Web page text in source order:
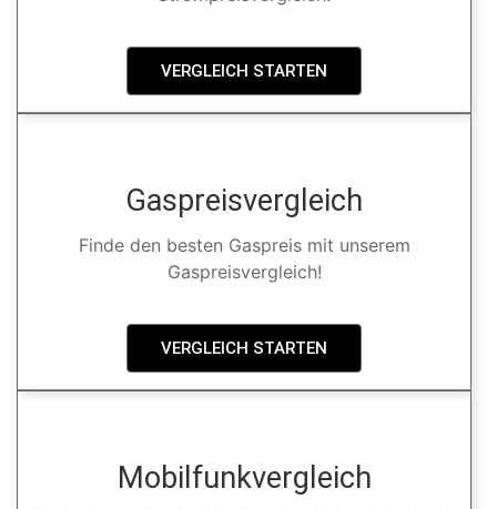
VERGLEICH STARTEN
Gaspreisvergleich
Finde den besten Gaspreis mit unserem
Gaspreisvergleich!
VERGLEICH STARTEN
Mobilfunkvergleich